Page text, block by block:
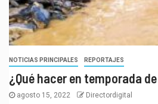
NOTICIAS PRINCIPALES REPORTAJES
¿Qué hacer en temporada
agosto 15, 2022 Directordigital